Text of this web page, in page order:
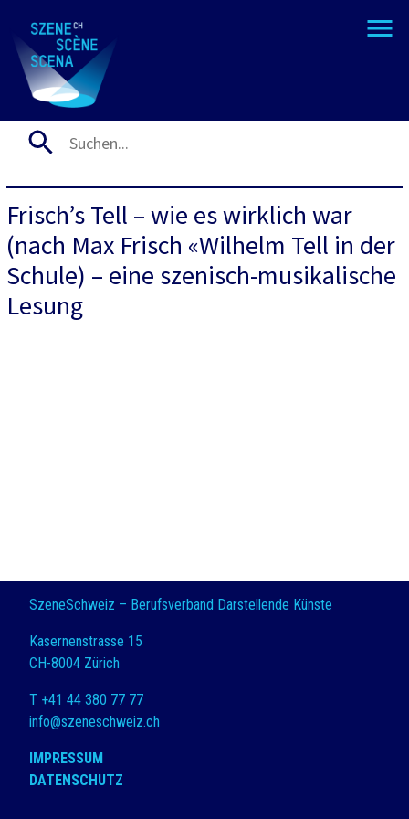
Frisch’s Tell – wie es wirklich war
(nach Max Frisch «Wilhelm Tell in der
Schule) – eine szenisch-musikalische
Lesung
SzeneSchweiz – Berufsverband Darstellende Künste
Kasernenstrasse 15
CH-8004 Zürich
T +41 44 380 77 77
info@szeneschweiz.ch
IMPRESSUM
DATENSCHUTZ